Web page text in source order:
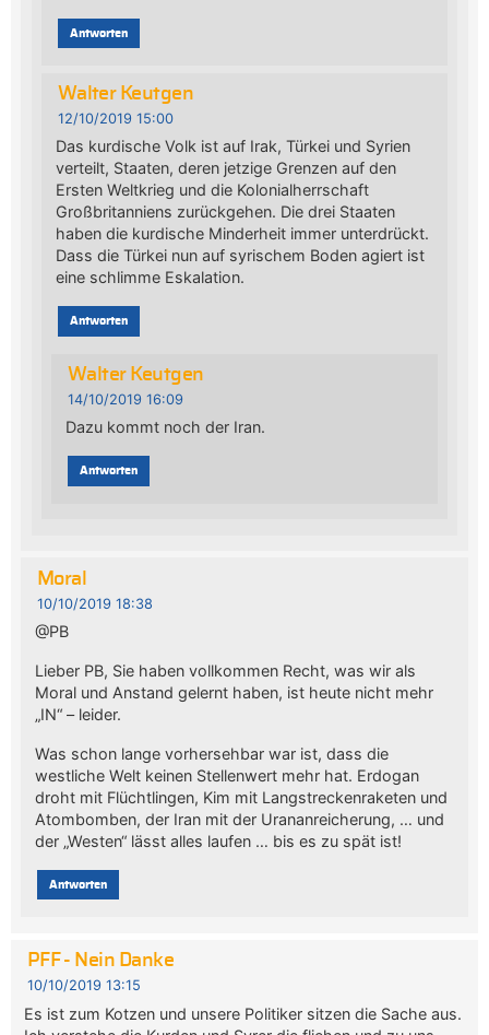
Antworten
Walter Keutgen
12/10/2019 15:00
Das kurdische Volk ist auf Irak, Türkei und Syrien
verteilt, Staaten, deren jetzige Grenzen auf den
Ersten Weltkrieg und die Kolonialherrschaft
Großbritanniens zurückgehen. Die drei Staaten
haben die kurdische Minderheit immer unterdrückt.
Dass die Türkei nun auf syrischem Boden agiert ist
eine schlimme Eskalation.
Antworten
Walter Keutgen
14/10/2019 16:09
Dazu kommt noch der Iran.
Antworten
Moral
10/10/2019 18:38
@PB
Lieber PB, Sie haben vollkommen Recht, was wir als
Moral und Anstand gelernt haben, ist heute nicht mehr
„IN“ – leider.
Was schon lange vorhersehbar war ist, dass die
westliche Welt keinen Stellenwert mehr hat. Erdogan
droht mit Flüchtlingen, Kim mit Langstreckenraketen und
Atombomben, der Iran mit der Urananreicherung, … und
der „Westen“ lässt alles laufen … bis es zu spät ist!
Antworten
PFF - Nein Danke
10/10/2019 13:15
Es ist zum Kotzen und unsere Politiker sitzen die Sache aus.